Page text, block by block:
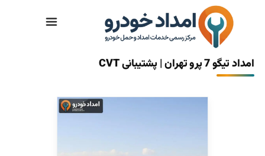
امداد تیگو 7 پرو تهران | پشتیبانی CVT